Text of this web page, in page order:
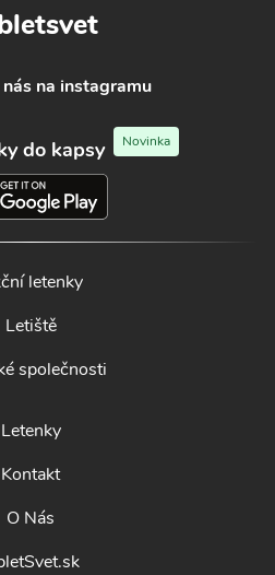
na instagramu
do kapsy Novinka
letenky
Letiště
společnosti
Letenky
Kontakt
O Nás